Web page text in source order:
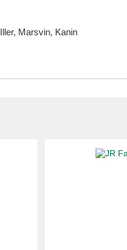
Marsvin, Kanin